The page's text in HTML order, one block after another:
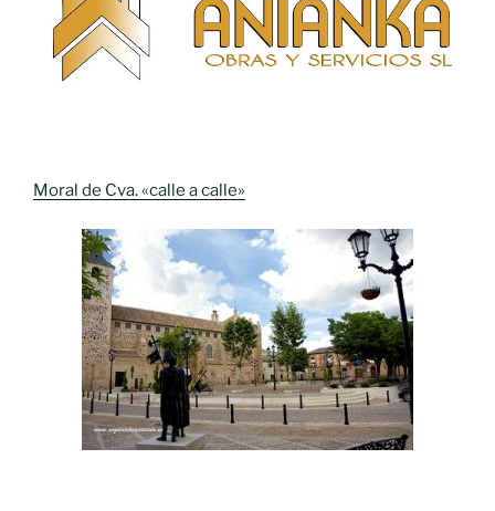
Moral de Cva. «calle a calle»